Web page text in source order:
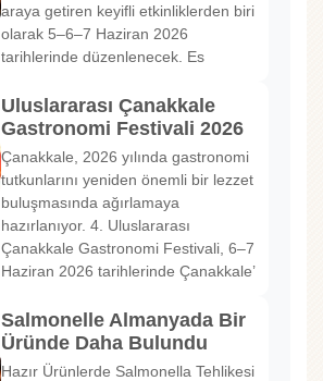
araya getiren keyifli etkinliklerden biri
olarak 5–6–7 Haziran 2026
tarihlerinde düzenlenecek. Es
Uluslararası Çanakkale
Gastronomi Festivali 2026
Çanakkale, 2026 yılında gastronomi
tutkunlarını yeniden önemli bir lezzet
buluşmasında ağırlamaya
hazırlanıyor. 4. Uluslararası
Çanakkale Gastronomi Festivali, 6–7
Haziran 2026 tarihlerinde Çanakkale’
Salmonelle Almanyada Bir
Üründe Daha Bulundu
Hazır Ürünlerde Salmonella Tehlikesi